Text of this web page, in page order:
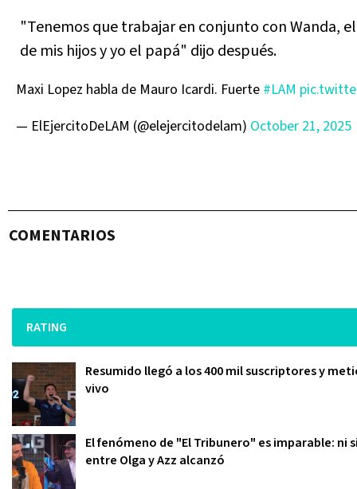
"Tenemos que trabajar en conjunto con Wanda,
de mis hijos y yo el papá" dijo después.
Maxi Lopez habla de Mauro Icardi. Fuerte #LAM
— ElEjercitoDeLAM (@elejercitodelam) October 21, 2025
COMENTARIOS
RATING
Resumido llegó a los 400 mil suscriptores y
vivo
El fenómeno de "El Tribunero" es imparable: ni
entre Olga y Azz alcanzó